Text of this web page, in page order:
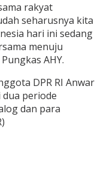
rakyat
seharusnya kita
hari ini sedang
menuju
AHY.
DPR RI Anwar
periode
dan para